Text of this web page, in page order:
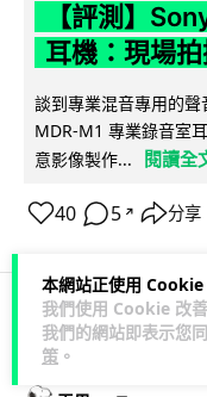
本網站正使用 Cookie
我們使用 Cookie 改
我們的網站即表示您
策 。
【評測】
耳機：現場
談到專業混音專用的
MDR-M1 專業錄音室
意影像製作...
閱讀全
40 5 ↗ 分享
科技娛樂 遊戲情報